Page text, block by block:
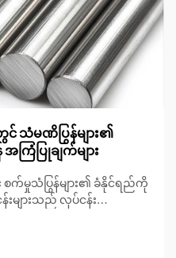
င် သံမဏိပြွန်များ၏
ကြံပြုချက်များ
စက်မှုသံပြွန်များ၏ ခံနိုင်ရည်ကို
းများသည် လုပ်ငန်း
ကြီးလာပါသည်။ ဓာတု... မှ